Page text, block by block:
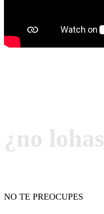
¿no lohas
NO TE PREOCUPES